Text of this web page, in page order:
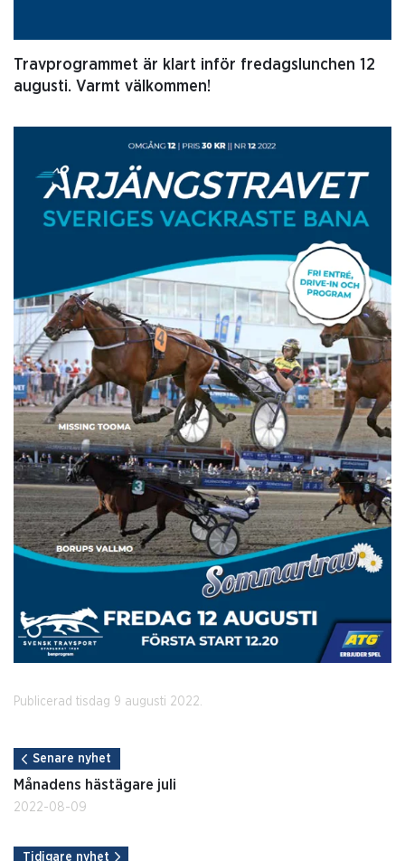
Travprogrammet är klart inför fredagslunchen 12
augusti. Varmt välkommen!
Publicerad tisdag 9 augusti 2022.
Senare nyhet
Månadens hästägare juli
2022-08-09
Tidigare nyhet